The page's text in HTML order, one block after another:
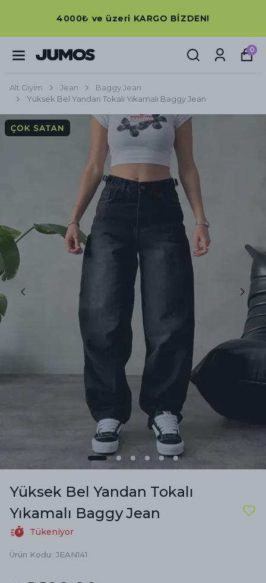
4000₺ ve üzeri KARGO BİZDEN!
0
Alt Giyim Jean
Baggy Jean
Yüksek Bel Yandan Tokalı Yıkamalı Baggy Jean
Yüksek Bel Yandan Tokalı
Yıkamalı Baggy Jean
Tükeniyor
Ürün Kodu: JEAN141